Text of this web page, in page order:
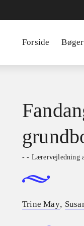
Forside Bøger
- - Lærervejledning
Trine May,